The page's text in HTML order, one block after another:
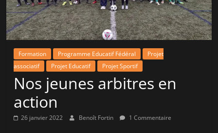
la
victoire
!
Formation Programme Educatif Fédéral
Projet
associatif
Projet Educatif Projet Sportif
Nos jeunes arbitres en
action
26 janvier 2022 Benoît Fortin 1 Commentaire